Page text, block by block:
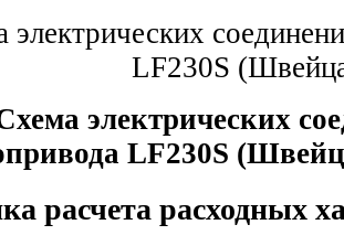
электрических
LF230S
расчета расходных